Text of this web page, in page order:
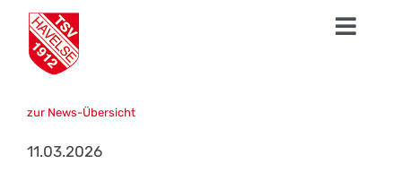
Zum
Inhalt
springen
zur News-Übersicht
11.03.2026